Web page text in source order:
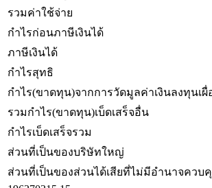
รวมค่าใช้จ่าย
กำไรก่อนภาษีเงินได้
ภาษีเงินได้
กำไรสุทธิ
กำไร(ขาดทุน)จากการวัดมูลค่าเงินลงทุนเผื่
รวมกำไร(ขาดทุน)เบ็ดเสร็จอื่น
กำไรเบ็ดเสร็จรวม
ส่วนที่เป็นของบริษัทใหญ่
ส่วนที่เป็นของส่วนได้เสียที่ไม่มีอำนาจควบ